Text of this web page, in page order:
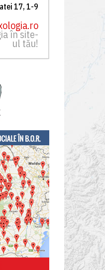
17, 1-9
în site-
ul tău!